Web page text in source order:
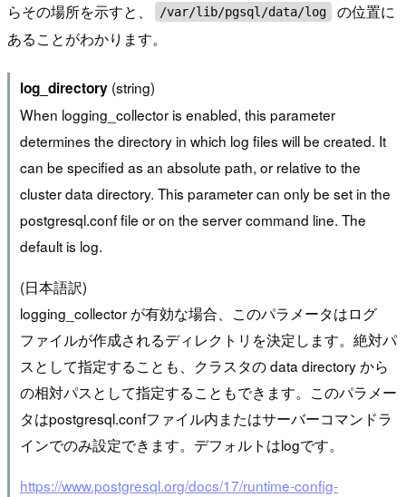
らその場所を示すと、
/var/lib/pgsql/data/log
の位置に
あることがわかります。
log_directory(string)
When logging_collector is enabled, this parameter
determines the directory in which log files will be created. It
can be specified as an absolute path, or relative to the
cluster data directory. This parameter can only be set in the
postgresql.conf file or on the server command line. The
default is log.
(日本語訳)
logging_collector が有効な場合、このパラメータはログ
ファイルが作成されるディレクトリを決定します。絶対パ
スとして指定することも、クラスタの data directory から
の相対パスとして指定することもできます。このパラメー
タはpostgresql.confファイル内またはサーバーコマンドラ
インでのみ設定できます。デフォルトはlogです。
https://www.postgresql.org/docs/17/runtime-config-